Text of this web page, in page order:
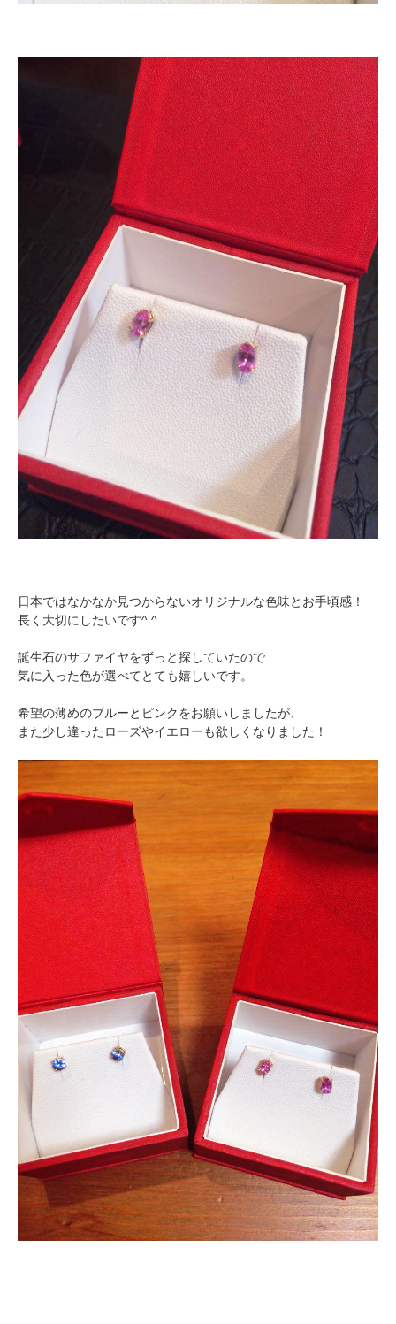
日本ではなかなか見つからないオリジナルな色味とお手頃感！
長く大切にしたいです^ ^
誕生石のサファイヤをずっと探していたので
気に入った色が選べてとても嬉しいです。
希望の薄めのブルーとピンクをお願いしましたが、
また少し違ったローズやイエローも欲しくなりました！